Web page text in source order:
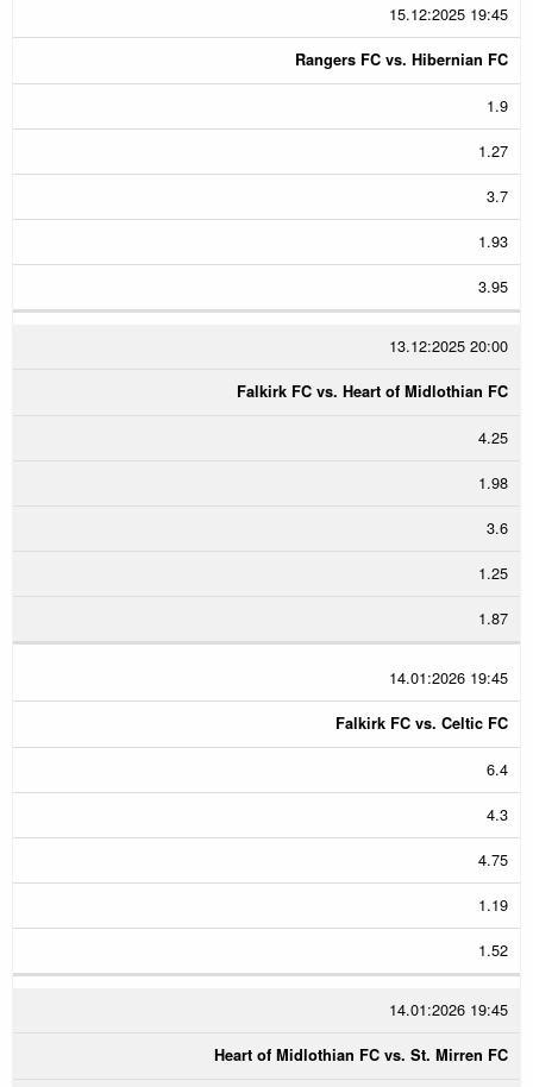
15.12:2025 19:45
Rangers FC vs. Hibernian FC
1.9
1.27
3.7
1.93
3.95
13.12:2025 20:00
Falkirk FC vs. Heart of Midlothian FC
4.25
1.98
3.6
1.25
1.87
14.01:2026 19:45
Falkirk FC vs. Celtic FC
6.4
4.3
4.75
1.19
1.52
14.01:2026 19:45
Heart of Midlothian FC vs. St. Mirren FC